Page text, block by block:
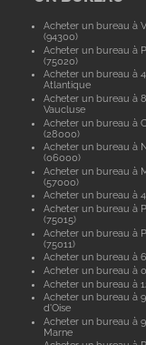
Acheter un bureau à
(94300)
Acheter un bureau à
(75020)
Acheter un bureau à
Atlantique
Acheter un bureau à
Vaucluse
Acheter un bureau à
(28000)
Acheter un bureau à
(06000)
Acheter un bureau à
(57000)
Acheter un bureau à
Acheter un bureau à
(75015)
Acheter un bureau à
(75011)
Acheter un bureau à
Acheter un bureau à
Acheter un bureau à
Acheter un bureau à
d'Oise
Acheter un bureau à
Marne